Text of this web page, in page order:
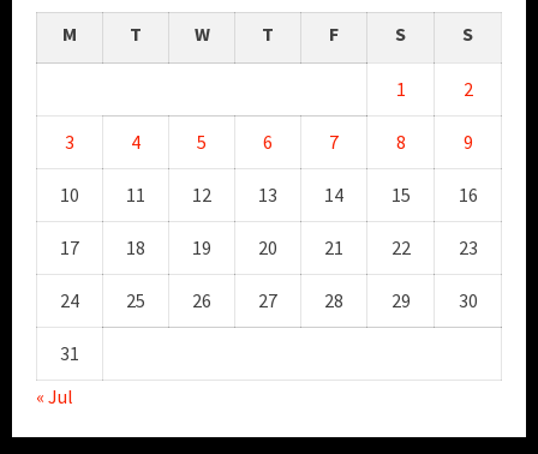
M T W T F S S
1 2
3 4 5 6 7 8 9
10 11 12 13 14 15 16
17 18 19 20 21 22 23
24 25 26 27 28 29 30
31
« Jul